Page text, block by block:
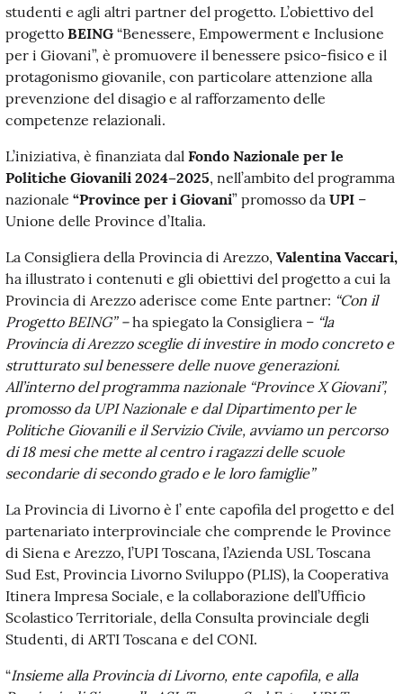
studenti e agli altri partner del progetto. L’obiettivo del
progetto BEING “Benessere, Empowerment e Inclusione
per i Giovani”, è promuovere il benessere psico-fisico e il
protagonismo giovanile, con particolare attenzione alla
prevenzione del disagio e al rafforzamento delle
competenze relazionali.
L’iniziativa, è finanziata dal Fondo Nazionale per le
Politiche Giovanili 2024–2025, nell’ambito del programma
nazionale “Province per i Giovani” promosso da UPI –
Unione delle Province d’Italia.
La Consigliera della Provincia di Arezzo, Valentina Vaccari,
ha illustrato i contenuti e gli obiettivi del progetto a cui la
Provincia di Arezzo aderisce come Ente partner: “Con il
Progetto BEING” –ha spiegato la Consigliera – “la
Provincia di Arezzo sceglie di investire in modo concreto e
strutturato sul benessere delle nuove generazioni.
All’interno del programma nazionale “Province X Giovani”,
promosso da UPI Nazionale e dal Dipartimento per le
Politiche Giovanili e il Servizio Civile, avviamo un percorso
di 18 mesi che mette al centro i ragazzi delle scuole
secondarie di secondo grado e le loro famiglie”
La Provincia di Livorno è l’ ente capofila del progetto e del
partenariato interprovinciale che comprende le Province
di Siena e Arezzo, l’UPI Toscana, l’Azienda USL Toscana
Sud Est, Provincia Livorno Sviluppo (PLIS), la Cooperativa
Itinera Impresa Sociale, e la collaborazione dell’Ufficio
Scolastico Territoriale, della Consulta provinciale degli
Studenti, di ARTI Toscana e del CONI.
“Insieme alla Provincia di Livorno, ente capofila, e alla